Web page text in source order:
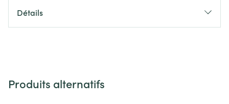
Détails
Produits alternatifs